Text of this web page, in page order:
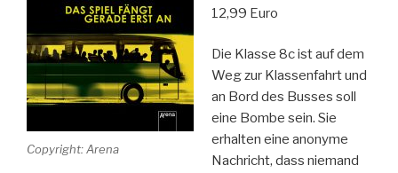
Copyright: Arena
12,99 Euro
Die Klasse 8c ist auf dem
Weg zur Klassenfahrt und
an Bord des Busses soll
eine Bombe sein. Sie
erhalten eine anonyme
Nachricht, dass niemand